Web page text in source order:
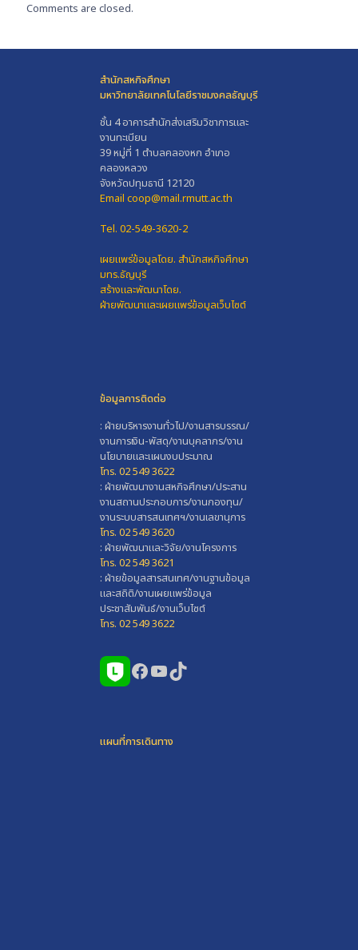
Comments are closed.
สำนักสหกิจศึกษา
มหาวิทยาลัยเทคโนโลยีราชมงคลธัญบุรี
ชั้น 4 อาคารสำนักส่งเสริมวิชาการและ
งานทะเบียน
39 หมู่ที่ 1 ตำบลคลองหก อำเภอ
คลองหลวง
จังหวัดปทุมธานี 12120
Email coop@mail.rmutt.ac.th
Tel. 02-549-3620-2
เผยแพร่ข้อมูลโดย. สำนักสหกิจศึกษา
มทร.ธัญบุรี
สร้างและพัฒนาโดย.
ฝ่ายพัฒนาและเผยแพร่ข้อมูลเว็บไซต์
ข้อมูลการติดต่อ
: ฝ่ายบริหารงานทั่วไป/งานสารบรรณ/
งานการเงิน-พัสดุ/งานบุคลากร/งาน
นโยบายและแผนงบประมาณ
โทร. 02 549 3622
: ฝ่ายพัฒนางานสหกิจศึกษา/ประสาน
งานสถานประกอบการ/งานกองทุน/
งานระบบสารสนเทศฯ/งานเลขานุการ
โทร. 02 549 3620
: ฝ่ายพัฒนาและวิจัย/งานโครงการ
โทร. 02 549 3621
: ฝ่ายข้อมูลสารสนเทศ/งานฐานข้อมูล
และสถิติ/งานเผยแพร่ข้อมูล
ประชาสัมพันธ์/งานเว็บไซต์
โทร. 02 549 3622
Facebook
YouTube
TikTok
แผนที่การเดินทาง